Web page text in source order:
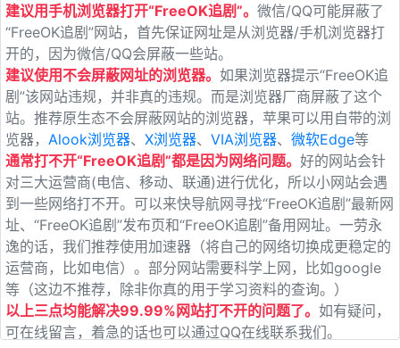
建议用手机浏览器打开“FreeOK追剧”。 微信/QQ可能屏蔽了
“FreeOK追剧”网站，首先保证网址是从浏览器/手机浏览器打
开的，因为微信/QQ会屏蔽一些站。
建议使用不会屏蔽网址的浏览器。 如果浏览器提示“FreeOK追
剧”该网站违规，并非真的违规。而是浏览器厂商屏蔽了这个
站。推荐原生态不会屏蔽网站的浏览器，苹果可以用自带的浏
览器， Alook浏览器、 X浏览器、 VIA浏览器、 微软Edge等
通常打不开“FreeOK追剧”都是因为网络问题。 好的网站会针
对三大运营商(电信、移动、联通)进行优化，所以小网站会遇
到一些网络打不开。可以来快导航网寻找“FreeOK追剧”最新网
址、“FreeOK追剧”发布页和“FreeOK追剧”备用网址。一劳永
逸的话，我们推荐使用加速器（将自己的网络切换成更稳定的
运营商，比如电信）。部分网站需要科学上网，比如google
等（这边不推荐，除非你真的用于学习资料的查询。）
以上三点均能解决99.99%网站打不开的问题了。 如有疑问，
可在线留言，着急的话也可以通过QQ在线联系我们。